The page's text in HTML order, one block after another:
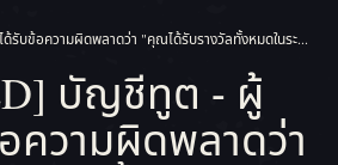
[UPDATED] บัญชีทูต - ผู้เล่นได้รับข้อความผิดพลาดว่า "คุณได้รับรางวัลทั้งหมดในระดับนี้แล้ว" และรางวัลที่แสดงเป็น "กำลังจะมาเร็วๆ นี้"
บัญชีทูต - ผู้
ความผิดพลาดว่า